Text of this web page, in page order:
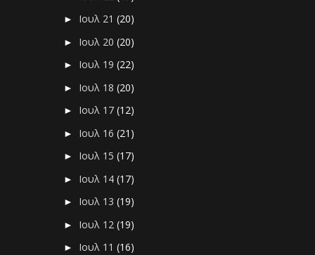
► Ιουλ 21(20)
► Ιουλ 20(20)
► Ιουλ 19(22)
► Ιουλ 18(20)
► Ιουλ 17(12)
► Ιουλ 16(21)
► Ιουλ 15(17)
► Ιουλ 14(17)
► Ιουλ 13(19)
► Ιουλ 12(19)
► Ιουλ 11(16)